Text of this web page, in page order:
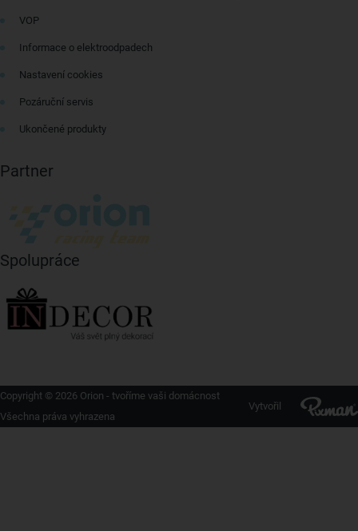
VOP
Informace o elektroodpadech
Nastavení cookies
Pozáruční servis
Ukončené produkty
Partner
Spolupráce
Copyright © 2026 Orion - tvoříme vaši domácnost
Všechna práva vyhrazena
Vytvořil